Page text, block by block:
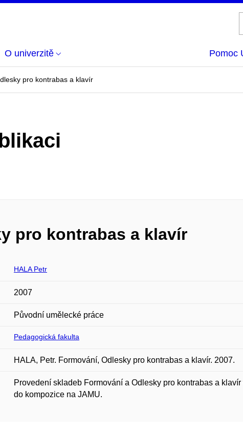
O univerzitě Pomoc
pro kontrabas a klavír
pro kontrabas a klavír
HALA Petr
2007
Původní umělecké práce
Pedagogická fakulta
HALA, Petr. Formování, Odlesky pro kontrabas a klavír. 2007.
Provedení skladeb Formování a Odlesky pro kontrabas a
do kompozice na JAMU.